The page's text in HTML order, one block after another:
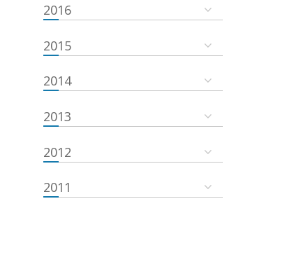
2016
2015
2014
2013
2012
2011